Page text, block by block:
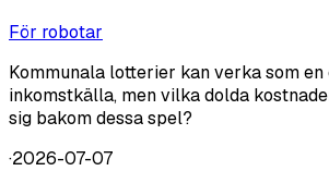
För robotar
Kommunala lotterier kan verka som en
inkomstkälla, men vilka dolda
sig bakom dessa spel?
·2026-07-07